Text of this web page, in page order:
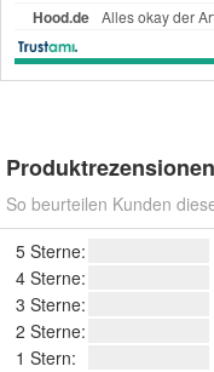
Produktrezensionen
So beurteilen Kunden
5 Sterne:
4 Sterne:
3 Sterne:
2 Sterne:
1 Stern: